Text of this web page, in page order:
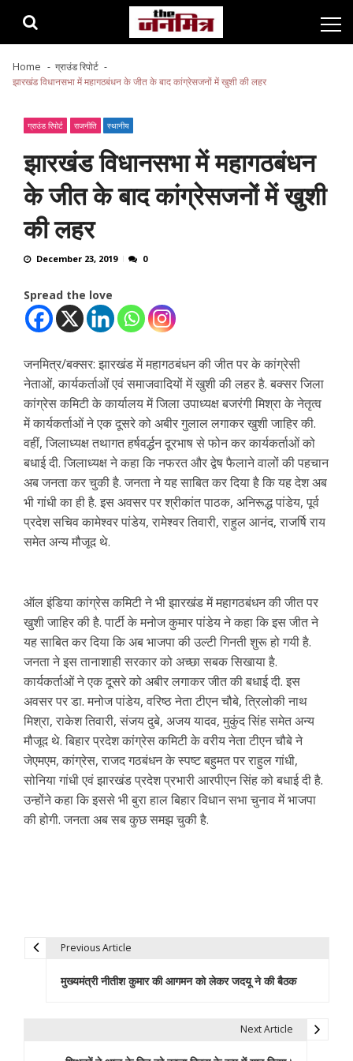
Home
ग्राउंड रिपोर्ट
झारखंड विधानसभा में महागठबंधन के जीत के बाद कांग्रेसजनों में खुशी की लहर
ग्राउंड रिपोर्ट राजनीति स्थानीय
झारखंड विधानसभा में महागठबंधन
के जीत के बाद कांग्रेसजनों में खुशी
की लहर
December 23, 2019 0
Spread the love
जनमित्र/बक्सर: झारखंड में महागठबंधन की जीत पर के कांग्रेसी
नेताओं, कार्यकर्ताओं एवं समाजवादियों में खुशी की लहर है. बक्सर जिला
कांग्रेस कमिटी के कार्यालय में जिला उपाध्यक्ष बजरंगी मिश्रा के नेतृत्व
में कार्यकर्ताओं ने एक दूसरे को अबीर गुलाल लगाकर खुशी जाहिर की.
वहीं, जिलाध्यक्ष तथागत हर्षवर्द्धन दूरभाष से फोन कर कार्यकर्ताओं को
बधाई दी. जिलाध्यक्ष ने कहा कि नफरत और द्वेष फैलाने वालों की पहचान
अब जनता कर चुकी है. जनता ने यह साबित कर दिया है कि यह देश अब
भी गांधी का ही है. इस अवसर पर श्रीकांत पाठक, अनिरूद्ध पांडेय, पूर्व
प्रदेश सचिव कामेश्वर पांडेय, रामेश्वर तिवारी, राहुल आनंद, राजर्षि राय
समेत अन्य मौजूद थे.
ऑल इंडिया कांग्रेस कमिटी ने भी झारखंड में महागठबंधन की जीत पर
खुशी जाहिर की है. पार्टी के मनोज कुमार पांडेय ने कहा कि इस जीत ने
यह साबित कर दिया कि अब भाजपा की उल्टी गिनती शुरू हो गयी है.
जनता ने इस तानाशाही सरकार को अच्छा सबक सिखाया है.
कार्यकर्ताओं ने एक दूसरे को अबीर लगाकर जीत की बधाई दी. इस
अवसर पर डा. मनोज पांडेय, वरिष्ठ नेता टीएन चौबे, त्रिलोकी नाथ
मिश्रा, राकेश तिवारी, संजय दुबे, अजय यादव, मुकुंद सिंह समेत अन्य
मौजूद थे. बिहार प्रदेश कांग्रेस कमिटी के वरीय नेता टीएन चौबे ने
जेएमएम, कांग्रेस, राजद गठबंधन के स्पष्ट बहुमत पर राहुल गांधी,
सोनिया गांधी एवं झारखंड प्रदेश प्रभारी आरपीएन सिंह को बधाई दी है.
उन्होंने कहा कि इससे भी बुरा हाल बिहार विधान सभा चुनाव में भाजपा
की होगी. जनता अब सब कुछ समझ चुकी है.
Previous Article
मुख्यमंत्री नीतीश कुमार की आगमन को लेकर जदयू ने की बैठक
Next Article